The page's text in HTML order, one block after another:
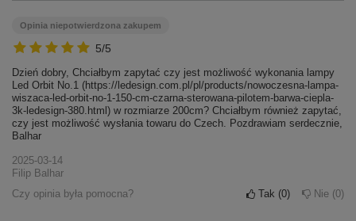
5/5
Opinia niepotwierdzona zakupem
Dzień dobry, Chciałbym zapytać czy jest możliwość wykonania lampy
Led Orbit No.1 (https://ledesign.com.pl/pl/products/nowoczesna-lampa-
wiszaca-led-orbit-no-1-150-cm-czarna-sterowana-pilotem-barwa-ciepla-
3k-ledesign-380.html) w rozmiarze 200cm? Chciałbym również zapytać,
czy jest możliwość wysłania towaru do Czech. Pozdrawiam serdecznie,
Balhar
2025-03-14
Filip Balhar
Czy opinia była pomocna?
Tak 0 Nie 0